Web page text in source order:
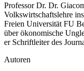
Professor Dr. Dr.
Volkswirtschaftslehre
Freien Universität FU
über ökonomische
er Schriftleiter des
Autoren